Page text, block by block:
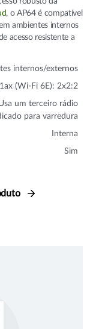
, o AP64 é compatível
ambientes internos
acesso resistente a
internos/externos
(Wi-Fi 6E): 2x2:2
um terceiro rádio
para varredura
Interna
Sim